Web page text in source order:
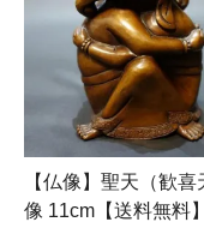
【仏像】聖天（歓喜
像 11cm【送料無料】